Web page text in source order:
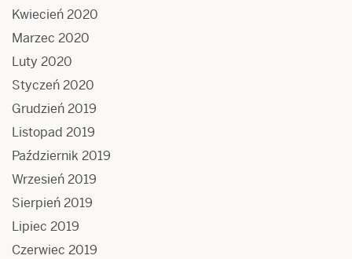
Kwiecień 2020
Marzec 2020
Luty 2020
Styczeń 2020
Grudzień 2019
Listopad 2019
Październik 2019
Wrzesień 2019
Sierpień 2019
Lipiec 2019
Czerwiec 2019